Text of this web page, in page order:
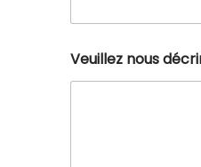
Veuillez nous